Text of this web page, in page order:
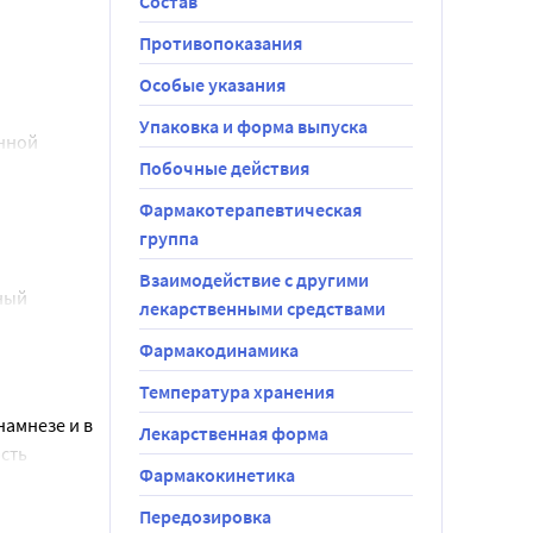
дозе до
по
2 недели.
1
и в
Противопоказания
Особые указания
Упаковка и форма выпуска
Побочные действия
Фармакотерапевтическая
группа
Взаимодействие с другими
лекарственными средствами
Фармакодинамика
Температура хранения
Лекарственная форма
Фармакокинетика
Передозировка